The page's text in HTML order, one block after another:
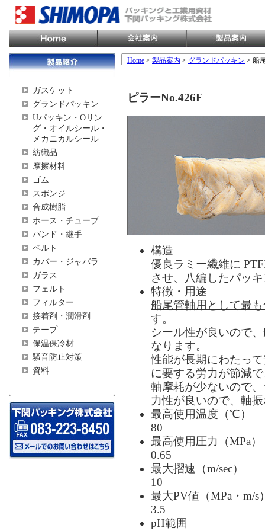
ガスケット
グランドパッキン
Uパッキン・Oリン
グ・オイルシール・
メカニカルシール
紡織品
摩擦材料
ゴム
スポンジ
合成樹脂
ホース・チューブ
バンド・継手
ベルト
カバー・ジャバラ
ガラス
フェルト
フィルター
接着剤・潤滑剤
テープ
保温保冷材
騒音防止対策
資料
Home > 製品案内 > グランドパッキン > 船
ピラーNo.426F
構造
優良ラミー繊維に
させ、八編したパッ
特徴・用途
船尾管軸用として最
す。
シール性が良いので
なります。
性能が長期にわたっ
に要する労力が節減
軸摩耗が少ないので
力性が良いので、軸
最高使用温度（℃）
80
最高使用圧力（MPa）
0.65
最大摺速（m/sec）
10
最大PV値（MPa・m/s
3.5
pH範囲